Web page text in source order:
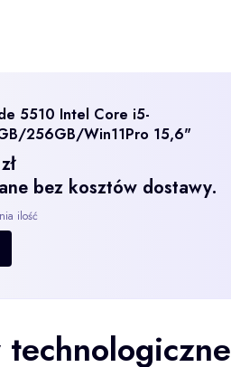
5510 Intel Core i5-
256GB/Win11Pro 15,6"
bez kosztów dostawy.
ilość
technologiczne